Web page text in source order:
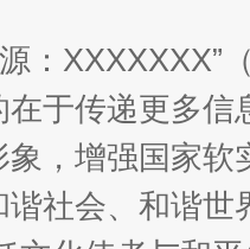
：
于传递更多
象，增强国家
社会、和谐